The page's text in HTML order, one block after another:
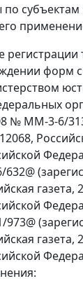
форм
№ ММ-3-6/